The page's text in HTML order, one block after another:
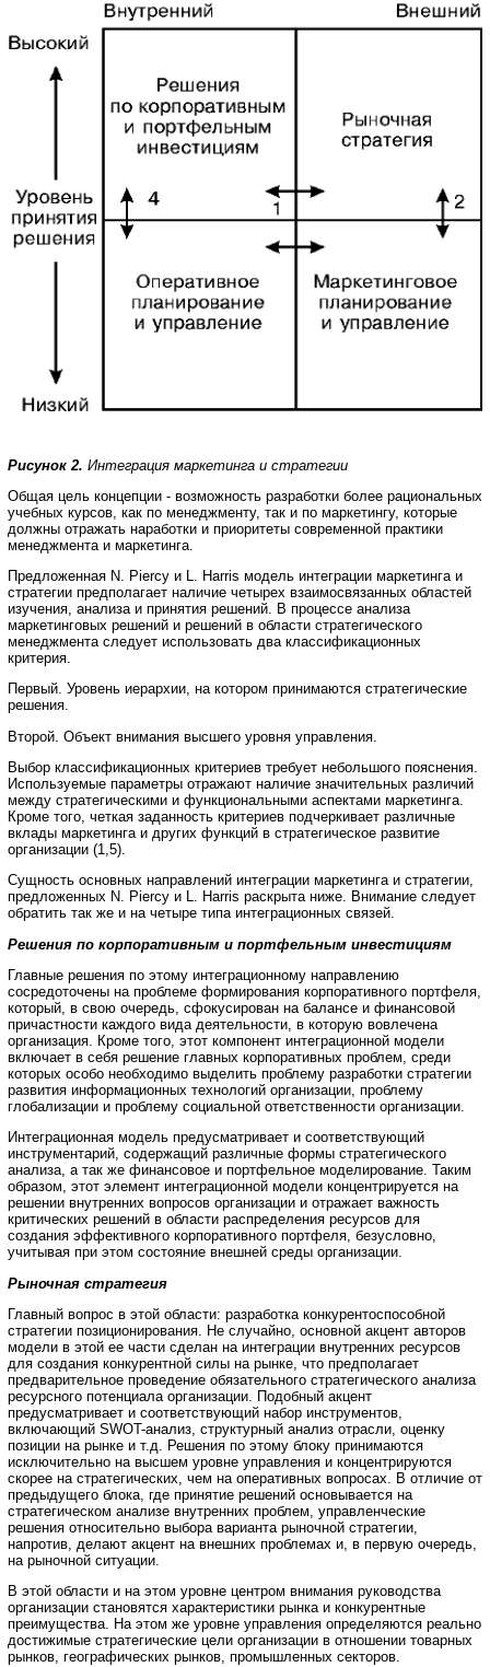
Рисунок 2. Интеграция маркетинга и стратегии
Общая цель концепции - возможность разработки более рациональных
учебных курсов, как по менеджменту, так и по маркетингу, которые
должны отражать наработки и приоритеты современной практики
менеджмента и маркетинга.
Предложенная N. Piercy и L. Harris модель интеграции маркетинга и
стратегии предполагает наличие четырех взаимосвязанных областей
изучения, анализа и принятия решений. В процессе анализа
маркетинговых решений и решений в области стратегического
менеджмента следует использовать два классификационных
критерия.
Первый. Уровень иерархии, на котором принимаются стратегические
решения.
Второй. Объект внимания высшего уровня управления.
Выбор классификационных критериев требует небольшого пояснения.
Используемые параметры отражают наличие значительных различий
между стратегическими и функциональными аспектами маркетинга.
Кроме того, четкая заданность критериев подчеркивает различные
вклады маркетинга и других функций в стратегическое развитие
организации (1,5).
Сущность основных направлений интеграции маркетинга и стратегии,
предложенных N. Piercy и L. Harris раскрыта ниже. Внимание следует
обратить так же и на четыре типа интеграционных связей.
Решения по корпоративным и портфельным инвестициям
Главные решения по этому интеграционному направлению
сосредоточены на проблеме формирования корпоративного портфеля,
который, в свою очередь, сфокусирован на балансе и финансовой
причастности каждого вида деятельности, в которую вовлечена
организация. Кроме того, этот компонент интеграционной модели
включает в себя решение главных корпоративных проблем, среди
которых особо необходимо выделить проблему разработки стратегии
развития информационных технологий организации, проблему
глобализации и проблему социальной ответственности организации.
Интеграционная модель предусматривает и соответствующий
инструментарий, содержащий различные формы стратегического
анализа, а так же финансовое и портфельное моделирование. Таким
образом, этот элемент интеграционной модели концентрируется на
решении внутренних вопросов организации и отражает важность
критических решений в области распределения ресурсов для
создания эффективного корпоративного портфеля, безусловно,
учитывая при этом состояние внешней среды организации.
Рыночная стратегия
Главный вопрос в этой области: разработка конкурентоспособной
стратегии позиционирования. Не случайно, основной акцент авторов
модели в этой ее части сделан на интеграции внутренних ресурсов
для создания конкурентной силы на рынке, что предполагает
предварительное проведение обязательного стратегического анализа
ресурсного потенциала организации. Подобный акцент
предусматривает и соответствующий набор инструментов,
включающий SWOT-анализ, структурный анализ отрасли, оценку
позиции на рынке и т.д. Решения по этому блоку принимаются
исключительно на высшем уровне управления и концентрируются
скорее на стратегических, чем на оперативных вопросах. В отличие от
предыдущего блока, где принятие решений основывается на
стратегическом анализе внутренних проблем, управленческие
решения относительно выбора варианта рыночной стратегии,
напротив, делают акцент на внешних проблемах и, в первую очередь,
на рыночной ситуации.
В этой области и на этом уровне центром внимания руководства
организации становятся характеристики рынка и конкурентные
преимущества. На этом же уровне управления определяются реально
достижимые стратегические цели организации в отношении товарных
рынков, географических рынков, промышленных секторов.